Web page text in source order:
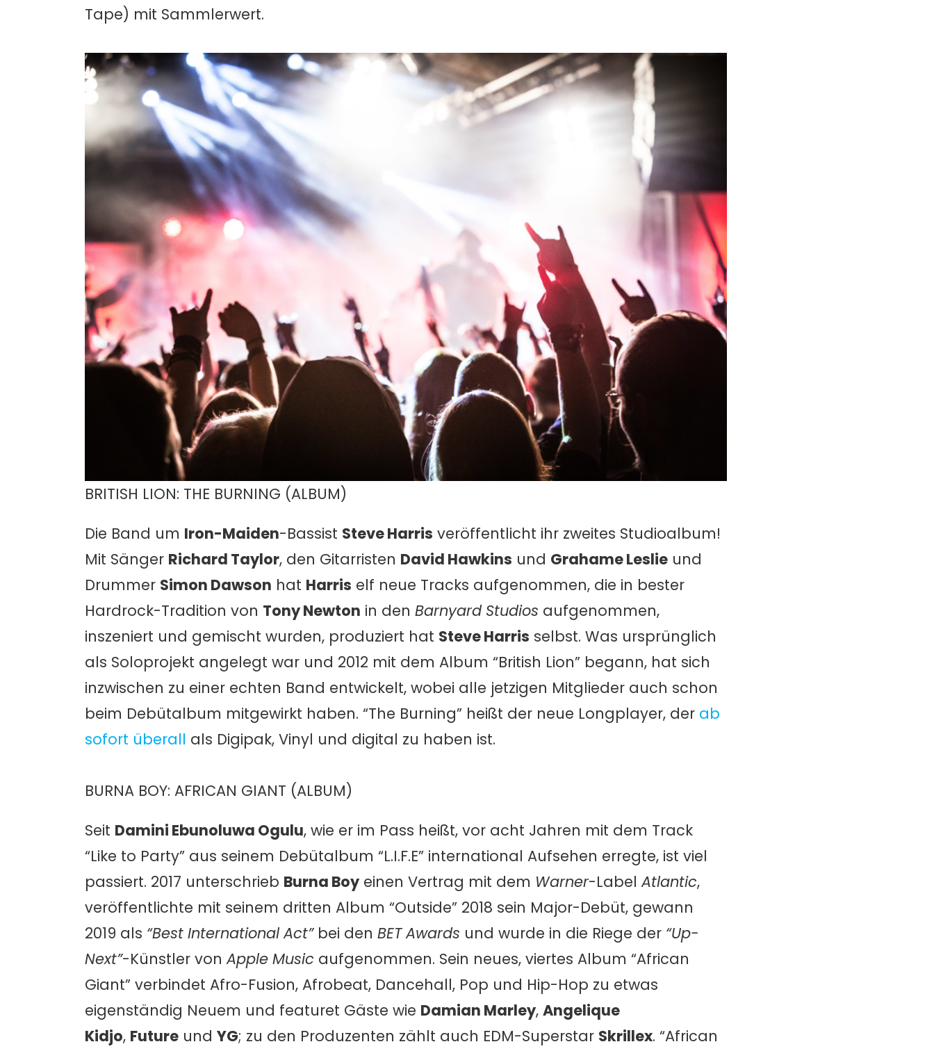
Tape) mit Sammlerwert.
BRITISH LION: THE BURNING (ALBUM)
Die Band um Iron-Maiden-Bassist Steve Harris veröffentlicht ihr zweites Studioalbum!
Mit Sänger Richard Taylor, den Gitarristen David Hawkins und Grahame Leslie und
Drummer Simon Dawson hat Harris elf neue Tracks aufgenommen, die in bester
Hardrock-Tradition von Tony Newton in den Barnyard Studios aufgenommen,
inszeniert und gemischt wurden, produziert hat Steve Harris selbst. Was ursprünglich
als Soloprojekt angelegt war und 2012 mit dem Album “British Lion” begann, hat sich
inzwischen zu einer echten Band entwickelt, wobei alle jetzigen Mitglieder auch schon
beim Debütalbum mitgewirkt haben. “The Burning” heißt der neue Longplayer, der ab
sofort überall als Digipak, Vinyl und digital zu haben ist.
BURNA BOY: AFRICAN GIANT (ALBUM)
Seit Damini Ebunoluwa Ogulu, wie er im Pass heißt, vor acht Jahren mit dem Track
“Like to Party” aus seinem Debütalbum “L.I.F.E” international Aufsehen erregte, ist viel
passiert. 2017 unterschrieb Burna Boy einen Vertrag mit dem Warner-LabelAtlantic,
veröffentlichte mit seinem dritten Album “Outside” 2018 sein Major-Debüt, gewann
2019 als “Best International Act”bei den BET Awards und wurde in die Riege der “Up-
Next”-Künstler vonApple Music aufgenommen. Sein neues, viertes Album “African
Giant” verbindet Afro-Fusion, Afrobeat, Dancehall, Pop und Hip-Hop zu etwas
eigenständig Neuem und featuret Gäste wie Damian Marley, Angelique
Kidjo, Future und YG; zu den Produzenten zählt auch EDM-Superstar Skrillex. “African